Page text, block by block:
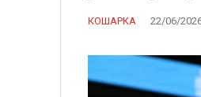
КОШАРКА 22/06/